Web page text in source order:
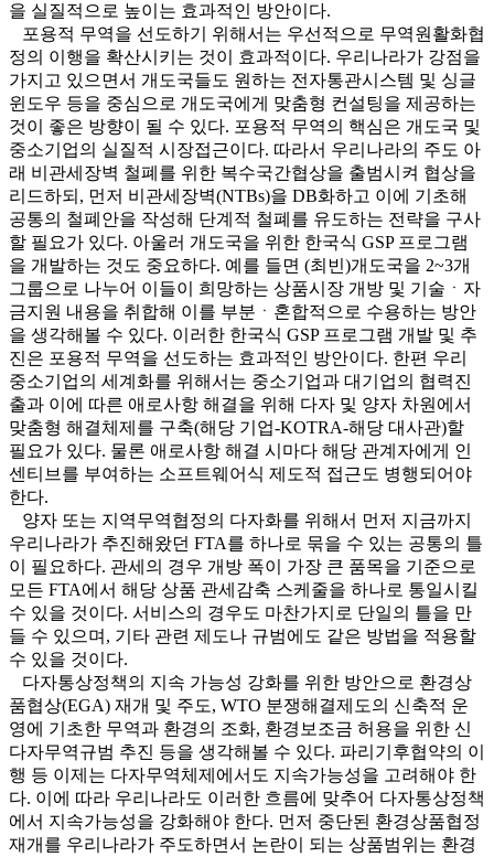
을 실질적으로 높이는 효과적인 방안이다.
포용적 무역을 선도하기 위해서는 우선적으로 무역원활화협
정의 이행을 확산시키는 것이 효과적이다. 우리나라가 강점을
가지고 있으면서 개도국들도 원하는 전자통관시스템 및 싱글
윈도우 등을 중심으로 개도국에게 맞춤형 컨설팅을 제공하는
것이 좋은 방향이 될 수 있다. 포용적 무역의 핵심은 개도국 및
중소기업의 실질적 시장접근이다. 따라서 우리나라의 주도 아
래 비관세장벽 철폐를 위한 복수국간협상을 출범시켜 협상을
리드하되, 먼저 비관세장벽(NTBs)을 DB화하고 이에 기초해
공통의 철폐안을 작성해 단계적 철폐를 유도하는 전략을 구사
할 필요가 있다. 아울러 개도국을 위한 한국식 GSP 프로그램
을 개발하는 것도 중요하다. 예를 들면 (최빈)개도국을 2~3개
그룹으로 나누어 이들이 희망하는 상품시장 개방 및 기술ㆍ자
금지원 내용을 취합해 이를 부분ㆍ혼합적으로 수용하는 방안
을 생각해볼 수 있다. 이러한 한국식 GSP 프로그램 개발 및 추
진은 포용적 무역을 선도하는 효과적인 방안이다. 한편 우리
중소기업의 세계화를 위해서는 중소기업과 대기업의 협력진
출과 이에 따른 애로사항 해결을 위해 다자 및 양자 차원에서
맞춤형 해결체제를 구축(해당 기업-KOTRA-해당 대사관)할
필요가 있다. 물론 애로사항 해결 시마다 해당 관계자에게 인
센티브를 부여하는 소프트웨어식 제도적 접근도 병행되어야
한다.
양자 또는 지역무역협정의 다자화를 위해서 먼저 지금까지
우리나라가 추진해왔던 FTA를 하나로 묶을 수 있는 공통의 틀
이 필요하다. 관세의 경우 개방 폭이 가장 큰 품목을 기준으로
모든 FTA에서 해당 상품 관세감축 스케줄을 하나로 통일시킬
수 있을 것이다. 서비스의 경우도 마찬가지로 단일의 틀을 만
들 수 있으며, 기타 관련 제도나 규범에도 같은 방법을 적용할
수 있을 것이다.
다자통상정책의 지속 가능성 강화를 위한 방안으로 환경상
품협상(EGA) 재개 및 주도, WTO 분쟁해결제도의 신축적 운
영에 기초한 무역과 환경의 조화, 환경보조금 허용을 위한 신
다자무역규범 추진 등을 생각해볼 수 있다. 파리기후협약의 이
행 등 이제는 다자무역체제에서도 지속가능성을 고려해야 한
다. 이에 따라 우리나라도 이러한 흐름에 맞추어 다자통상정책
에서 지속가능성을 강화해야 한다. 먼저 중단된 환경상품협정
재개를 우리나라가 주도하면서 논란이 되는 상품범위는 환경